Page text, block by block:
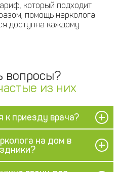
который подходит
помощь нарколога
доступна каждому
вопросы?
из них
к приезду врача?
на дом в